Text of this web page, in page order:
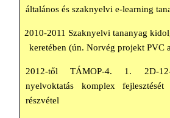
általános és szaknyelvi e-learning
2010-2011 Szaknyelvi tananyag
keretében (ún. Norvég projekt PVC
2012-tőlTÁMOP-4. 1. 2D-
nyelvoktatás komplex
részvétel